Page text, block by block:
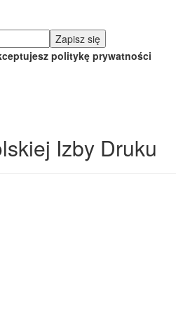
politykę prywatności
Izby Druku